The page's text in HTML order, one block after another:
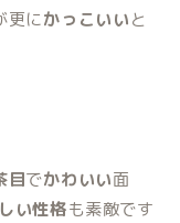
更にかっこいいと
目でかわいい面
い性格も素敵です